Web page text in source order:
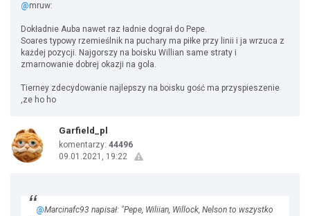
@mruw:
Dokładnie Auba nawet raz ładnie dograł do Pepe.
Soares typowy rzemieślnik na puchary ma piłke przy linii i ja wrzuca z
każdej pozycji. Najgorszy na boisku Willian same straty i
zmarnowanie dobrej okazji na gola.
Tierney zdecydowanie najlepszy na boisku gość ma przyspieszenie
,ze ho ho
Garfield_pl
komentarzy: 44496
09.01.2021, 19:22
@Marcinafc93 napisał: "Pepe, Wiliian, Willock, Nelson to wszystko